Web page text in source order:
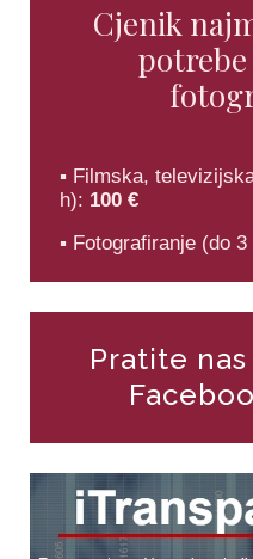
Cjenik
▪ Filmska,
h): 100 €
▪ Fotografiranje (do 3
Pratite